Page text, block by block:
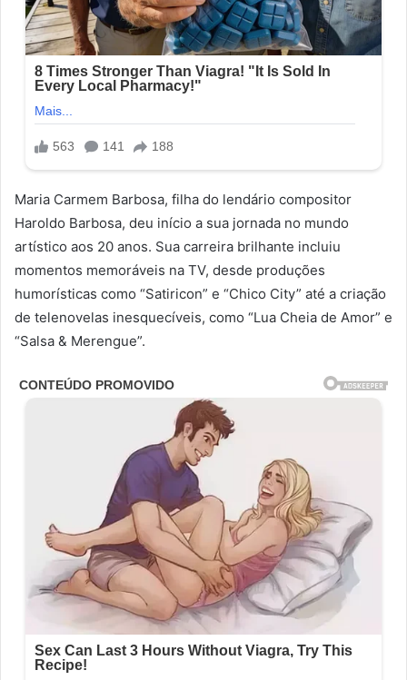
Maria Carmem Barbosa, filha do lendário compositor
Haroldo Barbosa, deu início a sua jornada no mundo
artístico aos 20 anos. Sua carreira brilhante incluiu
momentos memoráveis na TV, desde produções
humorísticas como “Satiricon” e “Chico City” até a criação
de telenovelas inesquecíveis, como “Lua Cheia de Amor” e
“Salsa & Merengue”.